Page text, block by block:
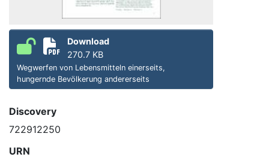
Download
270.7 KB
Wegwerfen von Lebensmitteln einerseits,
hungernde Bevölkerung andererseits
Discovery
722912250
URN